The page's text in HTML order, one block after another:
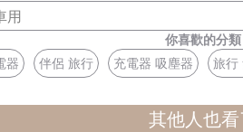
用
你喜歡的分類
器
伴侶 旅行 充電器 吸塵器 旅行
其他人也看